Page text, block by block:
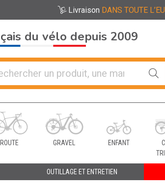
Livraison DANS TOUTE
du vélo depuis 2009
ROUTE GRAVEL ENFANT
OUTILLAGE ET ENTRETIEN